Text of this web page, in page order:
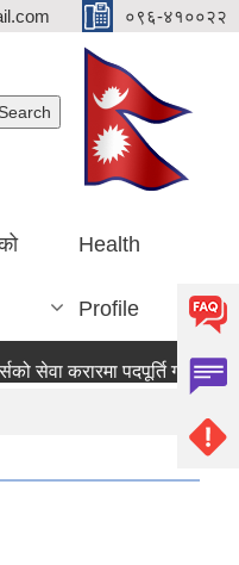
०९६-४१००२२
Health
Profile
सेवा करारमा पदपूर्ति गर्ने